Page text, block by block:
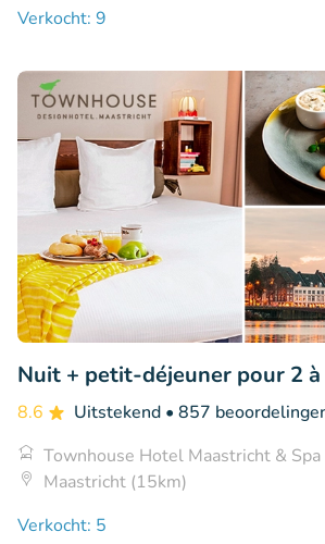
Verkocht: 9
Nuit + petit-déjeuner pour 2
8.6 Uitstekend • 857
Townhouse Hotel Maastricht & Spa
Maastricht (15km)
Verkocht: 5